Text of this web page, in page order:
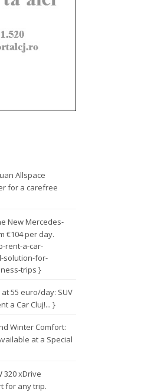
Allspace
for a carefree
New Mercedes-
€104 per day.
rent-a-car-
solution-for-
trips }
55 euro/day: SUV
a Car Cluj!... }
Winter Comfort:
at a Special
320 xDrive
for any trip.